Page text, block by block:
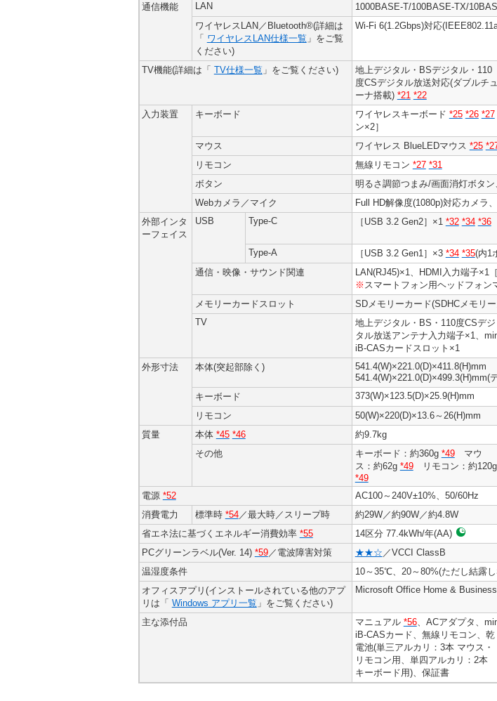
通信機能
LAN
1000BASE-T/100BASE-TX/
ワイヤレスLAN／Bluetooth®(詳細は
「 ワイヤレスLAN仕様一覧 」をご覧
ください)
Wi-Fi 6(1.2Gbps)対応
TV機能(詳細は「 TV仕様一覧 」をご覧ください)
地上デジタル・BSデジタル・110
度CSデジタル放送対応(ダブルチュ
ーナ搭載) *21 *22
入力装置 キーボード ワイヤレスキーボード *25 *26 *27
ン×2］
マウス
ワイヤレス BlueLEDマウス *25
リモコン
無線リモコン *27 *31
ボタン
明るさ調節つまみ/画面消灯ボタ
Webカメラ／マイク
Full HD解像度(1080p)対応カメラ
外部インタ
ーフェイス
USB Type-C ［USB 3.2 Gen2］×1 *32 *34 *36
Type-A ［USB 3.2 Gen1］×3 *34 *35(内1
通信・映像・サウンド関連
LAN(RJ45)×1、HDMI入力端子×1
※ スマートフォン用ヘッドフォン
メモリーカードスロット
SDメモリーカード(SDHCメモリ
TV
地上デジタル・BS・110度CSデジ
タル放送アンテナ入力端子×1、
iB-CASカードスロット×1
外形寸法 本体(突起部除く)
541.4(W)×221.0(D)×411.8(H)mm
541.4(W)×221.0(D)×499.3(H)mm(
キーボード
373(W)×123.5(D)×25.9(H)mm
リモコン
50(W)×220(D)×13.6～26(H)mm
質量
本体 *45 *46 約9.7kg
その他
キーボード：約360g *49マウ
ス：約62g *49リモコン：約120g
*49
電源 *52
AC100～240V±10%、50/60Hz
消費電力
標準時 *54／最大時／スリープ時 約29W／約90W／約4.8W
省エネ法に基づくエネルギー消費効率 *55 14区分 77.4kWh/年(AA)
PCグリーンラベル(Ver. 14) *59／電波障害対策 ★★☆ ／VCCI ClassB
温湿度条件
10～35℃、20～80%(ただし結露
オフィスアプリ(インストールされている他のアプ
リは「 Windows アプリ一覧 」をご覧ください)
Microsoft Office Home &
主な添付品 マニュアル *56、ACアダプタ、
iB-CASカード、無線リモコン、乾
電池(単三アルカリ：3本 マウス・
リモコン用、単四アルカリ：2本
キーボード用)、保証書